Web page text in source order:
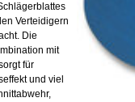
Verteidigern
Die
mit
für
und viel